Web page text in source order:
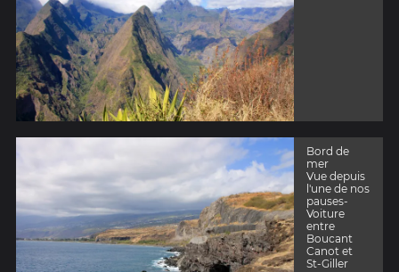
Bord de
mer
Vue depuis
l'une de nos
pauses-
Voiture
entre
Boucant
Canot et
St-Giller